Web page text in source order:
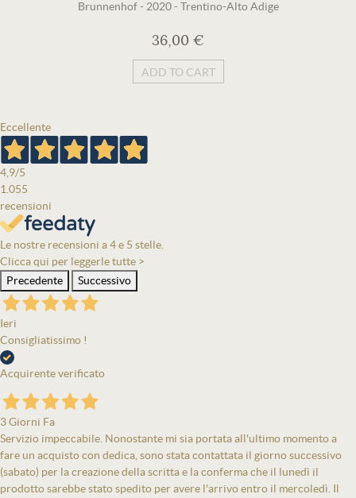
Brunnenhof - 2020- Trentino-Alto Adige
36,00 €
ADD TO CART
Eccellente
4,9/5
1.055
recensioni
Le nostre recensioni a 4 e 5 stelle.
Clicca qui per leggerle tutte >
Precedente
Successivo
Ieri
Consigliatissimo !
Acquirente verificato
3 Giorni Fa
Servizio impeccabile. Nonostante mi sia portata all'ultimo momento a
fare un acquisto con dedica, sono stata contattata il giorno successivo
(sabato) per la creazione della scritta e la conferma che il lunedì il
prodotto sarebbe stato spedito per avere l'arrivo entro il mercoledì. Il